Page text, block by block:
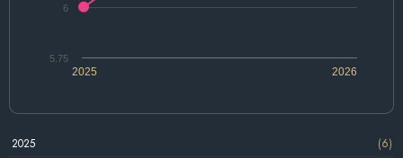
2025 2026
5.75
6
2025
(6)